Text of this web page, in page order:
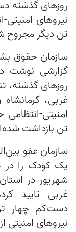
روزهای گذشته
نیروهای
تن دیگر مجروح
سازمان حقوق
روزهای گذشته،
غربی،
تن بازداشت
سازمان عفو
شهریور در
غربی تایید
دست‌کم چهار
نیروهای امنیتی